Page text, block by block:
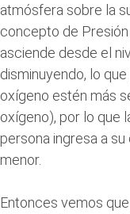
atmósfera sobre la
concepto de
asciende desde el
disminuyendo, lo
oxígeno estén más
oxígeno), por lo que
persona ingresa a
menor.
Entonces vemos